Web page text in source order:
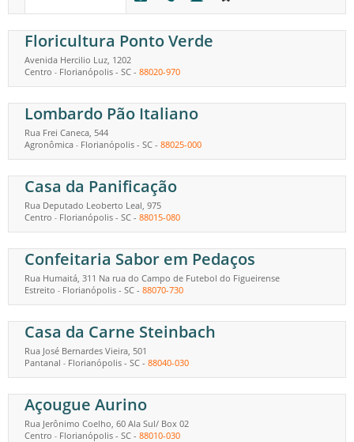
Floricultura Ponto Verde
Avenida Hercilio Luz, 1202
Centro - Florianópolis - SC - 88020-970
Lombardo Pão Italiano
Rua Frei Caneca, 544
Agronômica - Florianópolis - SC - 88025-000
Casa da Panificação
Rua Deputado Leoberto Leal, 975
Centro - Florianópolis - SC - 88015-080
Confeitaria Sabor em Pedaços
Rua Humaitá, 311 Na rua do Campo de Futebol do Figueirense
Estreito - Florianópolis - SC - 88070-730
Casa da Carne Steinbach
Rua José Bernardes Vieira, 501
Pantanal - Florianópolis - SC - 88040-030
Açougue Aurino
Rua Jerônimo Coelho, 60 Ala Sul/ Box 02
Centro - Florianópolis - SC - 88010-030